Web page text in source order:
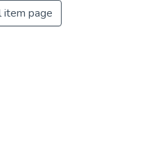
item page